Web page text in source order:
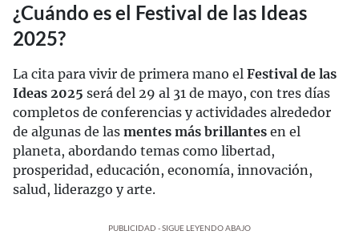
¿Cuándo es el Festival de las Ideas
2025?
La cita para vivir de primera mano el Festival de las
Ideas 2025 será del 29 al 31 de mayo, con tres días
completos de conferencias y actividades alrededor
de algunas de las mentes más brillantes en el
planeta, abordando temas como libertad,
prosperidad, educación, economía, innovación,
salud, liderazgo y arte.
PUBLICIDAD - SIGUE LEYENDO ABAJO